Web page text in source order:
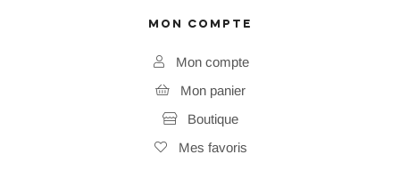
MON COMPTE
Mon compte
Mon panier
Boutique
Mes favoris